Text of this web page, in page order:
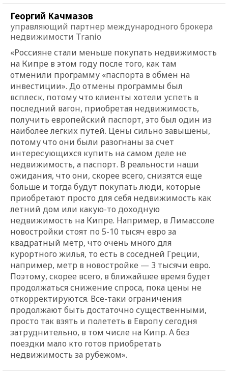
Георгий Качмазов
управляющий партнер международного брокера
недвижимости Tranio
«Россияне стали меньше покупать недвижимость
на Кипре в этом году после того, как там
отменили программу «паспорта в обмен на
инвестиции». До отмены программы был
всплеск, потому что клиенты хотели успеть в
последний вагон, приобретая недвижимость,
получить европейский паспорт, это был один из
наиболее легких путей. Цены сильно завышены,
потому что они были разогнаны за счет
интересующихся купить на самом деле не
недвижимость, а паспорт. В реальности наши
ожидания, что они, скорее всего, снизятся еще
больше и тогда будут покупать люди, которые
приобретают просто для себя недвижимость как
летний дом или какую-то доходную
недвижимость на Кипре. Например, в Лимассоле
новостройки стоят по 5-10 тысяч евро за
квадратный метр, что очень много для
курортного жилья, то есть в соседней Греции,
например, метр в новостройке — 3 тысячи евро.
Поэтому, скорее всего, в ближайшее время будет
продолжаться снижение спроса, пока цены не
откорректируются. Все-таки ограничения
продолжают быть достаточно существенными,
просто так взять и полететь в Европу сегодня
затруднительно, в том числе на Кипр. А без
поездки мало кто готов приобретать
недвижимость за рубежом».